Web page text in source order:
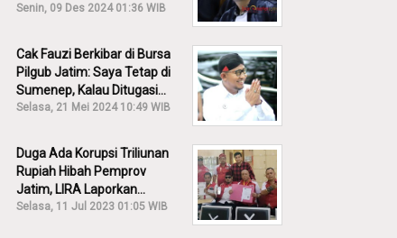
Senin, 09 Des 2024 01:36 WIB
Cak Fauzi Berkibar di Bursa
Pilgub Jatim: Saya Tetap di
Sumenep, Kalau Ditugasi
Partai Lain Cerita!
Selasa, 21 Mei 2024 10:49 WIB
Duga Ada Korupsi Triliunan
Rupiah Hibah Pemprov
Jatim, LIRA Laporkan
Khofifah ke KPK: Dia Harus
Selasa, 11 Jul 2023 01:05 WIB